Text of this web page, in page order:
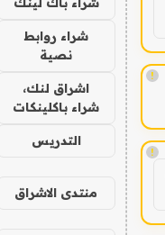
!
!
شراء روابط
نصية
اشراق لنك،
شراء باكلينكات
التدريس
منتدى الاشراق